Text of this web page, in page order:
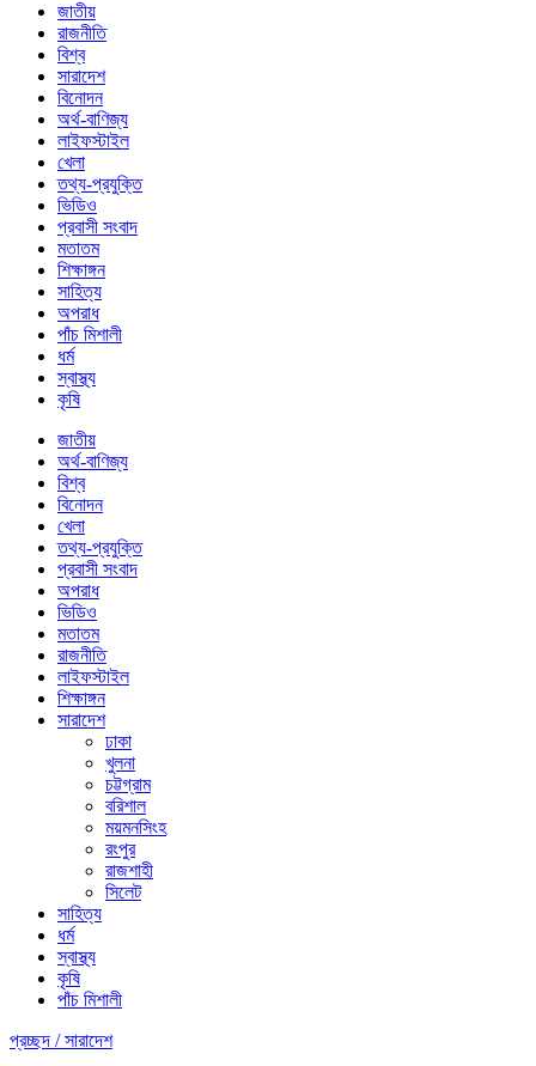
জাতীয়
রাজনীতি
বিশ্ব
সারাদেশ
বিনোদন
অর্থ-বাণিজ্য
লাইফস্টাইল
খেলা
তথ্য-প্রযুক্তি
ভিডিও
প্রবাসী সংবাদ
মতাতম
শিক্ষাঙ্গন
সাহিত্য
অপরাধ
পাঁচ মিশালী
ধর্ম
স্বাস্থ্য
কৃষি
জাতীয়
অর্থ-বাণিজ্য
বিশ্ব
বিনোদন
খেলা
তথ্য-প্রযুক্তি
প্রবাসী সংবাদ
অপরাধ
ভিডিও
মতাতম
রাজনীতি
লাইফস্টাইল
শিক্ষাঙ্গন
সারাদেশ
ঢাকা
খুলনা
চট্টগ্রাম
বরিশাল
ময়মনসিংহ
রংপুর
রাজশাহী
সিলেট
সাহিত্য
ধর্ম
স্বাস্থ্য
কৃষি
পাঁচ মিশালী
প্রচ্ছদ /সারাদেশ